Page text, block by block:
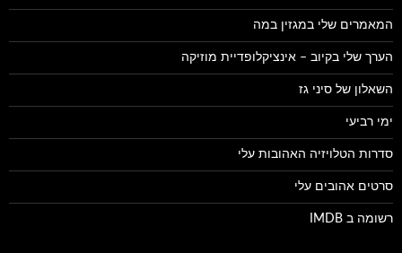
המאמרים שלי במגזין במה
הערך שלי בקיוב – אינציקלופדיית מוזיקה
השאלון של סיני גז
ימי רביעי
סדרות הטלויזיה האהובות עלי
סרטים אהובים עלי
רשומה ב IMDB